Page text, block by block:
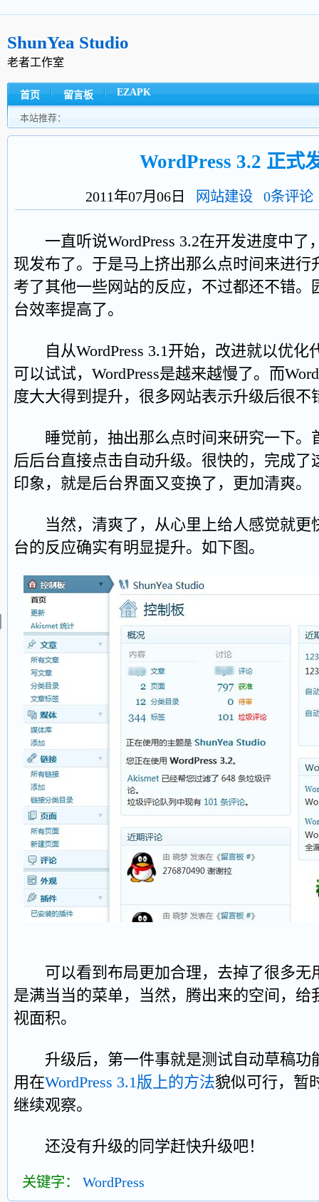
ShunYea Studio
老者工作室
首页 留言板 EZAPK
本站推荐：
WordPress 3.2 正式
2011年07月06日 网站建设 0条评论
一直听说WordPress 3.2在开发进度中了
现发布了。于是马上挤出那么点时间来进行
考了其他一些网站的反应，不过都还不错。
台效率提高了。
自从WordPress 3.1开始，改进就以优化
可以试试，WordPress是越来越慢了。而
度大大得到提升，很多网站表示升级后很不
睡觉前，抽出那么点时间来研究一下。
后后台直接点击自动升级。很快的，完成了
印象，就是后台界面又变换了，更加清爽。
当然，清爽了，从心里上给人感觉就更
台的反应确实有明显提升。如下图。
可以看到布局更加合理，去掉了很多无
是满当当的菜单，当然，腾出来的空间，给
视面积。
升级后，第一件事就是测试自动草稿功
用在WordPress 3.1版上的方法貌似可行，暂
继续观察。
还没有升级的同学赶快升级吧！
关键字： WordPress